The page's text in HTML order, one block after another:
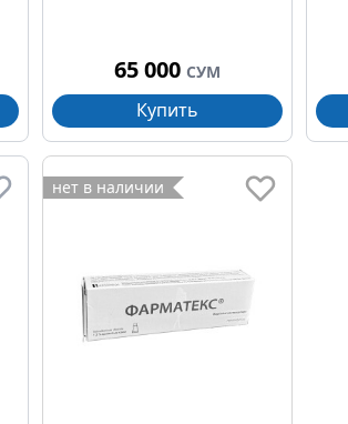
65 000 СУМ
Купить
нет в наличии